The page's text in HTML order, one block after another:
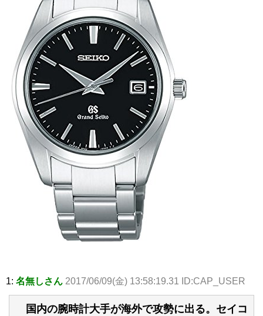
1: 名無しさん 2017/06/09(金) 13:58:19.31 ID:CAP_USER
国内の腕時計大手が海外で攻勢に出る。セイコ